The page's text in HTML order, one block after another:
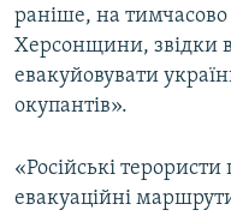
раніше, на тимчасово
Херсонщини, звідки
евакуйовувати
окупантів».
«Російські
евакуаційні